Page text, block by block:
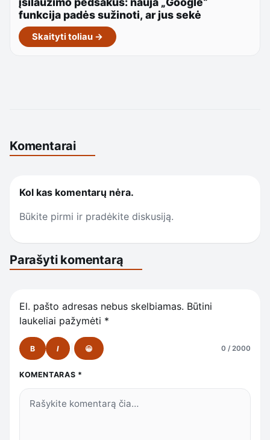
funkcija padės sužinoti, ar jus sekė
Skaityti toliau →
Komentarai
Kol kas komentarų nėra.
Būkite pirmi ir pradėkite diskusiją.
Parašyti komentarą
El. pašto adresas nebus skelbiamas. Būtini
laukeliai pažymėti *
B I 😀 0 / 2000
KOMENTARAS *